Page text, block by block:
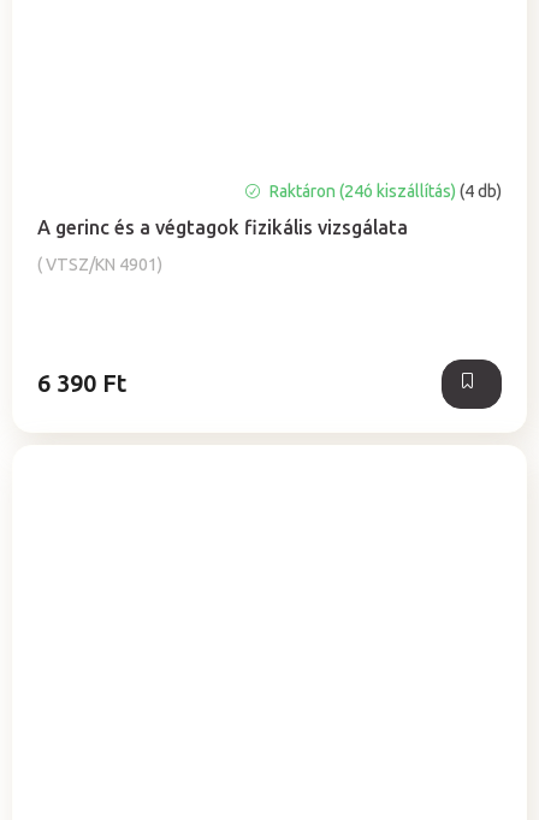
A gerinc és a végtagok fizikális vizsgálata
( VTSZ/KN 4901)
termék
átlagos
értékelése
Raktáron (24ó kiszállítás)(4 db)
6 390 Ft